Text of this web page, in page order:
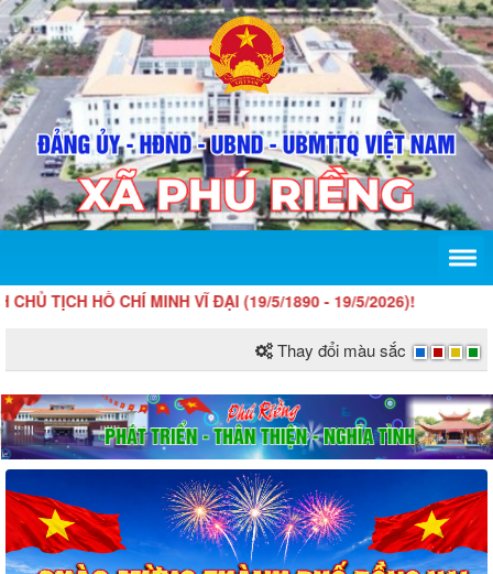
HỒ CHÍ MINH VĨ ĐẠI (19/5/1890 - 19/5/2026)!
Thay đổi màu sắc